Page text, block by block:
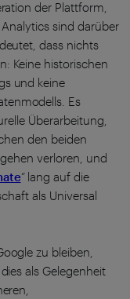
der Plattform,
sind darüber
dass nichts
Keine historischen
und keine
Es
Überarbeitung,
den beiden
verloren, und
“ lang auf die
als Universal
zu bleiben,
als Gelegenheit